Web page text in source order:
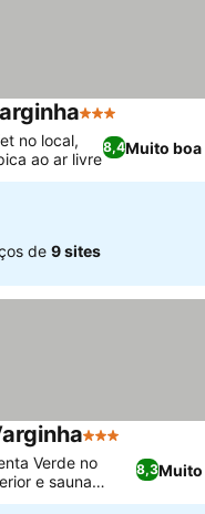
3 Estrelas
8,4Muito boa
no local,
ao ar livre
de 9 sites
3 Estrelas
8,3Muito
Verde no
e sauna